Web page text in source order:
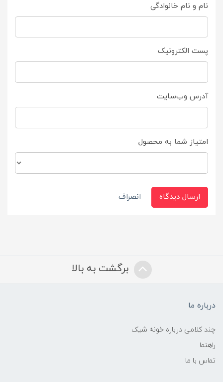
نام و نام خانوادگی
پست الکترونیک
آدرس وب‌سایت
امتیاز شما به محصول
ارسال دیدگاه انصراف
برگشت به بالا
درباره ما
چند کلامی درباره خونه شیک
راهنما
تماس با ما